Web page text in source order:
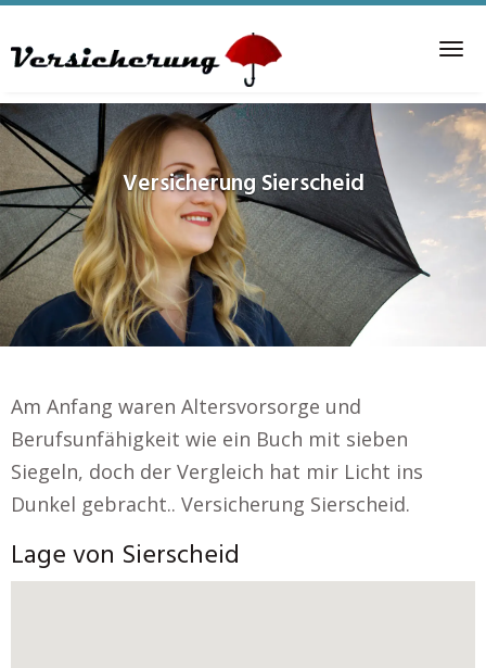
to
content
VersicherungSierscheid
Am Anfang waren Altersvorsorge und
Berufsunfähigkeit wie ein Buch mit sieben
Siegeln, doch der Vergleich hat mir Licht ins
Dunkel gebracht.. Versicherung Sierscheid.
Lage von Sierscheid